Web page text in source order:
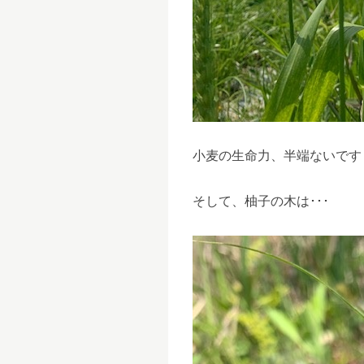
小麦の生命力、半端ないです
そして、柚子の木は･･･